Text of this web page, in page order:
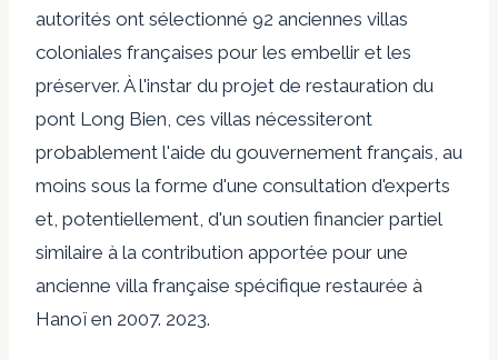
autorités ont sélectionné 92 anciennes villas
coloniales françaises pour les embellir et les
préserver. À l'instar du projet de restauration du
pont Long Bien, ces villas nécessiteront
probablement l'aide du gouvernement français, au
moins sous la forme d'une consultation d'experts
et, potentiellement, d'un soutien financier partiel
similaire à la contribution apportée pour une
ancienne villa française spécifique restaurée à
Hanoï en 2007. 2023.